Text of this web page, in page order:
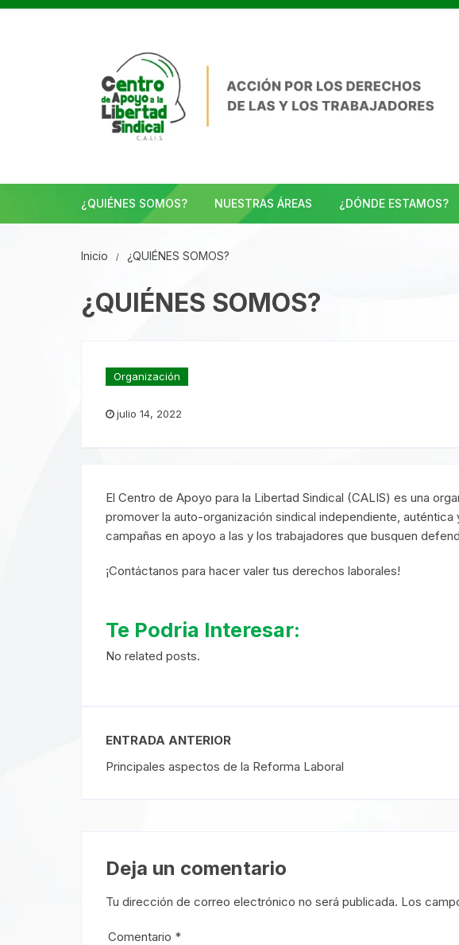
Saltar
¿QUIÉNES SOMOS? NUESTRAS ÁREAS ¿DÓNDE ESTAMOS?
Inicio ¿QUIÉNES SOMOS?
¿QUIÉNES SOMOS?
Organización
julio 14, 2022
El Centro de Apoyo para la Libertad Sindical (CALIS) es una
promover la auto-organización sindical independiente,
campañas en apoyo a las y los trabajadores que busquen
¡Contáctanos para hacer valer tus derechos laborales!
Te Podria Interesar:
No related posts.
ENTRADA ANTERIOR
Principales aspectos de la Reforma Laboral
Deja un comentario
Tu dirección de correo electrónico no será publicada. Los
Comentario *